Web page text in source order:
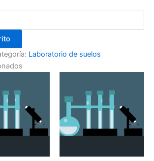
Laboratorio de suelos